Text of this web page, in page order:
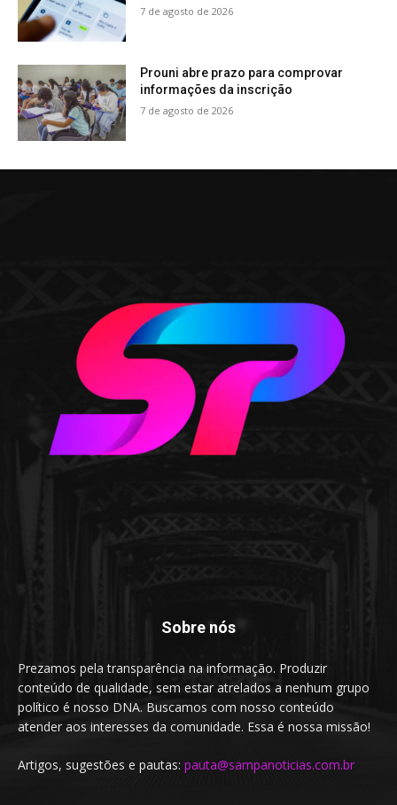
7 de agosto de 2026
Prouni abre prazo para comprovar
informações da inscrição
7 de agosto de 2026
Sobre nós
Prezamos pela transparência na informação. Produzir
conteúdo de qualidade, sem estar atrelados a nenhum grupo
político é nosso DNA. Buscamos com nosso conteúdo
atender aos interesses da comunidade. Essa é nossa missão!
Artigos, sugestões e pautas: pauta@sampanoticias.com.br